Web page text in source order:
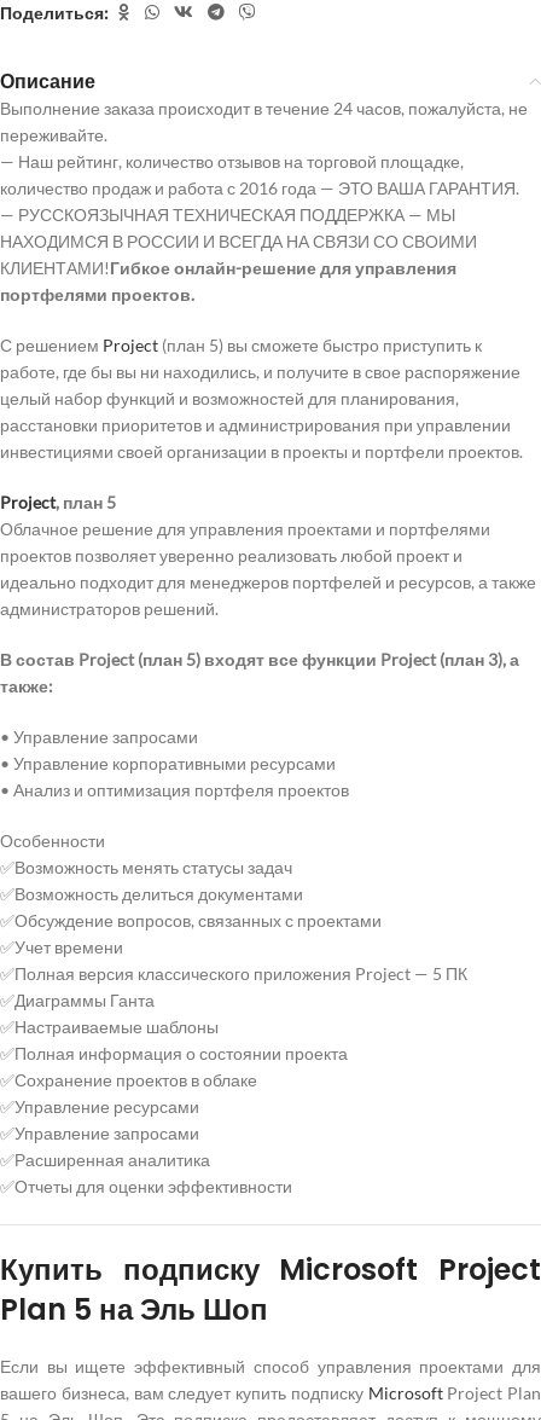
Поделиться:
Описание
Выполнение заказа происходит в течение 24 часов, пожалуйста, не
переживайте.
— Наш рейтинг, количество отзывов на торговой площадке,
количество продаж и работа с 2016 года — ЭТО ВАША ГАРАНТИЯ.
— РУССКОЯЗЫЧНАЯ ТЕХНИЧЕСКАЯ ПОДДЕРЖКА — МЫ
НАХОДИМСЯ В РОССИИ И ВСЕГДА НА СВЯЗИ СО СВОИМИ
КЛИЕНТАМИ!Гибкое онлайн-решение для управления
портфелями проектов.
С решением Project (план 5) вы сможете быстро приступить к
работе, где бы вы ни находились, и получите в свое распоряжение
целый набор функций и возможностей для планирования,
расстановки приоритетов и администрирования при управлении
инвестициями своей организации в проекты и портфели проектов.
Project, план 5
Облачное решение для управления проектами и портфелями
проектов позволяет уверенно реализовать любой проект и
идеально подходит для менеджеров портфелей и ресурсов, а также
администраторов решений.
В состав Project (план 5) входят все функции Project (план 3), а
также:
• Управление запросами
• Управление корпоративными ресурсами
• Анализ и оптимизация портфеля проектов
Особенности
✅Возможность менять статусы задач
✅Возможность делиться документами
✅Обсуждение вопросов, связанных с проектами
✅Учет времени
✅Полная версия классического приложения Project — 5 ПК
✅Диаграммы Ганта
✅Настраиваемые шаблоны
✅Полная информация о состоянии проекта
✅Сохранение проектов в облаке
✅Управление ресурсами
✅Управление запросами
✅Расширенная аналитика
✅Отчеты для оценки эффективности
Купить подписку Microsoft Project
Plan 5 на Эль Шоп
Если вы ищете эффективный способ управления проектами для
вашего бизнеса, вам следует купить подписку MicrosoftProject Plan